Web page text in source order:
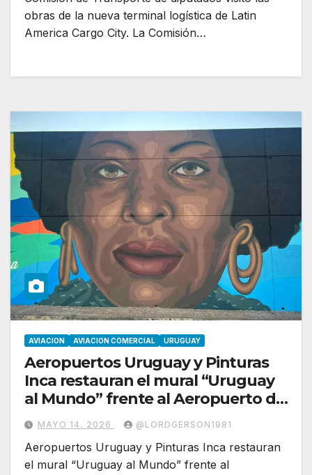
obras de la nueva terminal logística de Latin
America Cargo City. La Comisión…
AVIACION AVIACION COMERCIAL URUGUAY
Aeropuertos Uruguay y Pinturas
Inca restauran el mural “Uruguay
al Mundo” frente al Aeropuerto de
Carrasco
MAYO 14, 2026 @LORDGERSON1981
Aeropuertos Uruguay y Pinturas Inca restauran
el mural “Uruguay al Mundo” frente al